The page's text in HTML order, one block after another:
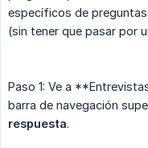
específicos de
(sin tener que pasar por
Paso 1: Ve a
barra de navegación
respuesta.